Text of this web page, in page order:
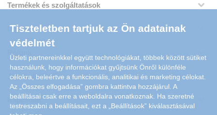
Termékek és szolgáltatások
Ügyfelek
Rólunk
Jogi tudnivalók
Kapcsolat
Tiszteletben tartjuk az Ön adatainak
védelmét
Üzleti partnereinkkel együtt technológiákat, többek között sütiket
használunk, hogy információkat gyűjtsünk Önről különféle
célokra, beleértve a funkcionális, analitikai és marketing célokat.
Az „Összes elfogadása” gombra kattintva hozzájárul. A
beállításai csak erre a weboldalra vonatkoznak. Ha szeretné
testreszabni a beállításait, ezt a „Beállítások” kiválasztásával